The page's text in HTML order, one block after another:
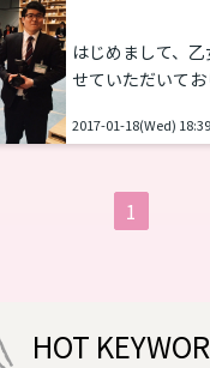
はじめまして、
せていただいて
時代、担任の先生
女塾当日は、一
せていただきま
る記録となりま
助けをさせてく
2017-01-18(Wed) 18:39
1
HOT